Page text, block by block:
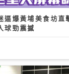
逼爆黃埔美食坊
球勁震撼